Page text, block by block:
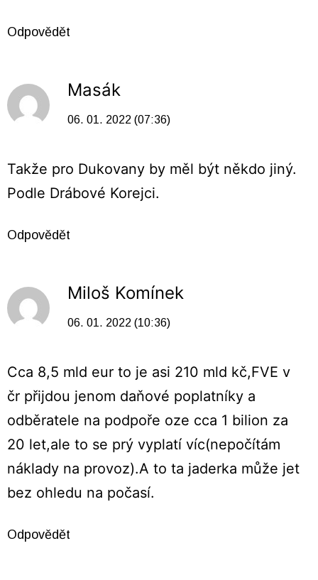
Odpovědět
Masák
06. 01. 2022 (07:36)
Takže pro Dukovany by měl být někdo jiný.
Podle Drábové Korejci.
Odpovědět
Miloš Komínek
06. 01. 2022 (10:36)
Cca 8,5 mld eur to je asi 210 mld kč,FVE v
čr přijdou jenom daňové poplatníky a
odběratele na podpoře oze cca 1 bilion za
20 let,ale to se prý vyplatí víc(nepočítám
náklady na provoz).A to ta jaderka může jet
bez ohledu na počasí.
Odpovědět